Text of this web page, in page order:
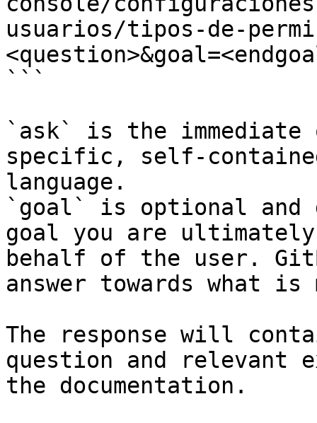
usuarios/tipos-de-
```
`ask` is the
specific, self-
language.
`goal` is optional and
goal you are
behalf of the user.
answer towards what
The response will
question and relevant
the documentation.